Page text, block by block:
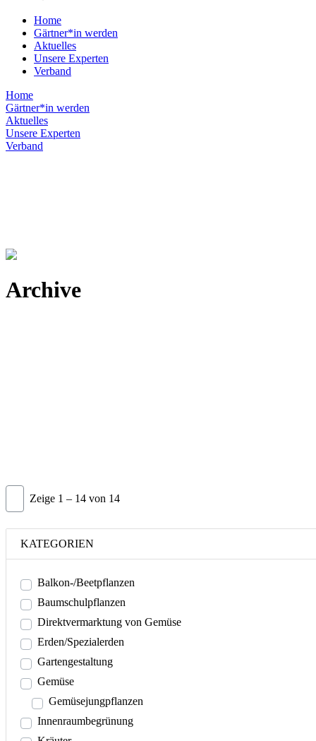
Home
Gärtner*in werden
Aktuelles
Unsere Experten
Verband
Home
Gärtner*in werden
Aktuelles
Unsere Experten
Verband
Archive
Zeige 1 – 14 von 14
KATEGORIEN
Balkon-/Beetpflanzen
Baumschulpflanzen
Direktvermarktung von Gemüse
Erden/Spezialerden
Gartengestaltung
Gemüse
Gemüsejungpflanzen
Innenraumbegrünung